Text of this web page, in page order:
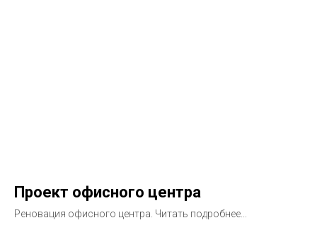
Проект офисного центра
Реновация офисного центра. Читать подробнее...